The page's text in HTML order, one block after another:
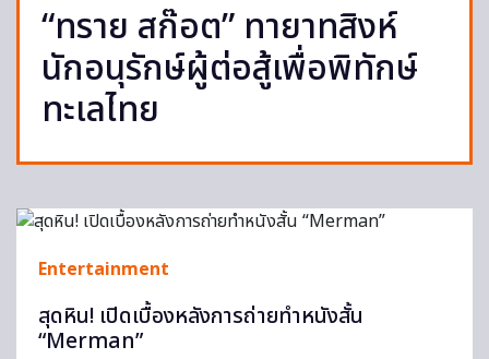
“ทราย สก๊อต” ทายาทสิงห์
นักอนุรักษ์ผู้ต่อสู้เพื่อพิทักษ์
ทะเลไทย
Entertainment
สุดหิน! เปิดเบื้องหลังการถ่ายทำหนังสั้น
“Merman”